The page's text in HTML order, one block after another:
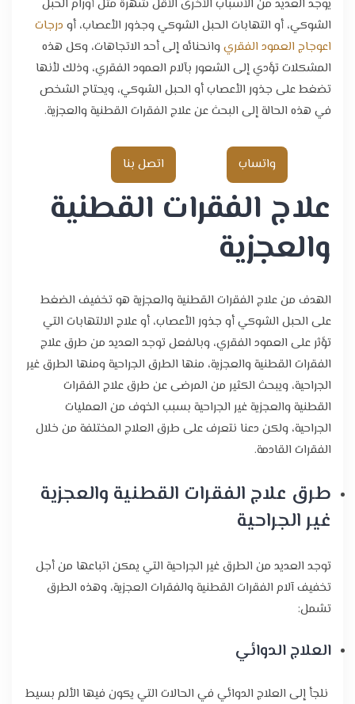
يوجد العديد من الأسباب الأخرى الأقل شهرة مثل أورام الحبل
الشوكي، أو التهابات الحبل الشوكي وجذور الأعصاب، أو درجات
اعوجاج العمود الفقريوانحنائه إلى أحد الاتجاهات، وكل هذه
المشكلات تؤدي إلى الشعور بآلام العمود الفقري، وذلك لأنها
تضغط على جذور الأعصاب أو الحبل الشوكي، ويحتاج الشخص
في هذه الحالة إلى البحث عن علاج الفقرات القطنية والعجزية.
اتصل بنا واتساب
علاج الفقرات القطنية
والعجزية
الهدف من علاج الفقرات القطنية والعجزية هو تخفيف الضغط
على الحبل الشوكي أو جذور الأعصاب، أو علاج الالتهابات التي
تؤثر على العمود الفقري، وبالفعل توجد العديد من طرق علاج
الفقرات القطنية والعجزية، منها الطرق الجراحية ومنها الطرق غير
الجراحية، ويبحث الكثير من المرضى عن طرق علاج الفقرات
القطنية والعجزية غير الجراحية بسبب الخوف من العمليات
الجراحية، ولكن دعنا نتعرف على طرق العلاج المختلفة من خلال
الفقرات القادمة.
طرق علاج الفقرات القطنية والعجزية
غير الجراحية
توجد العديد من الطرق غير الجراحية التي يمكن اتباعها من أجل
تخفيف آلام الفقرات القطنية والفقرات العجزية، وهذه الطرق
تشمل:
العلاج الدوائي
نلجأ إلى العلاج الدوائي في الحالات التي يكون فيها الألم بسيط